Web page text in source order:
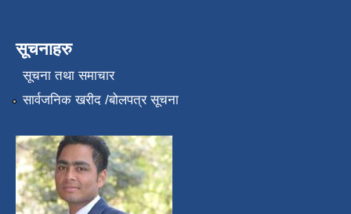
सूचनाहरु
सूचना तथा समाचार
सार्वजनिक खरीद /बोलपत्र सूचना